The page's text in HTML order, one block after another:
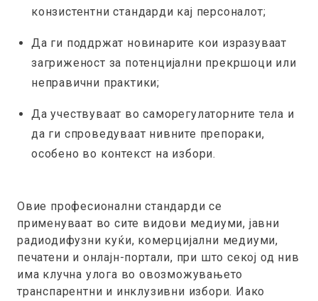
конзистентни стандарди кај персоналот;
Да ги поддржат новинарите кои изразуваат
загриженост за потенцијални прекршоци или
неправични практики;
Да учествуваат во саморегулаторните тела и
да ги спроведуваат нивните препораки,
особено во контекст на избори.
Овие професионални стандарди се
применуваат во сите видови медиуми, јавни
радиодифузни куќи, комерцијални медиуми,
печатени и онлајн-портали, при што секој од нив
има клучна улога во овозможувањето
транспарентни и инклузивни избори. Иако